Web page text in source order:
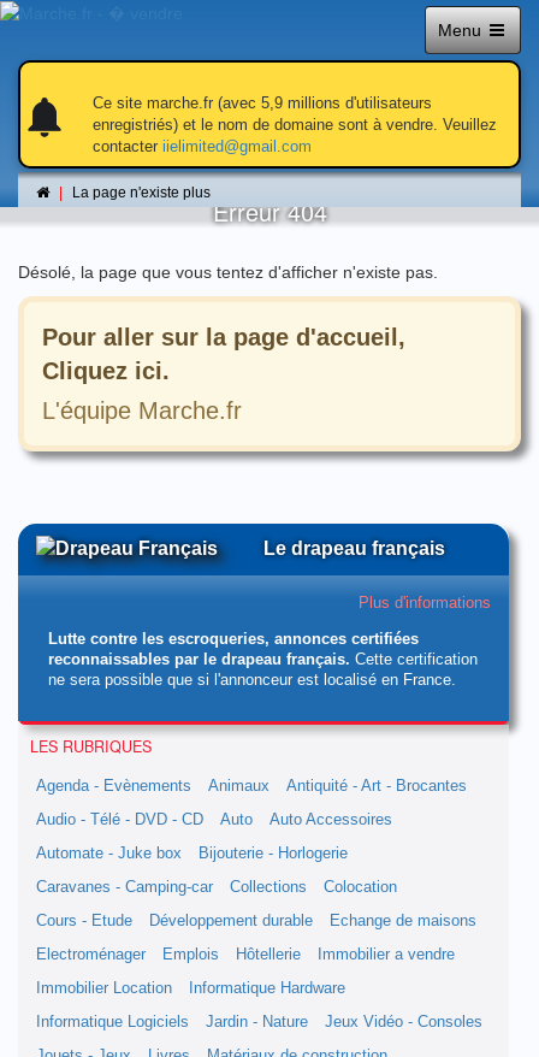
Menu
notifications
notifications
Ce site marche.fr (avec 5,9 millions d'utilisateurs
enregistriés) et le nom de domaine sont à vendre. Veuillez
contacter iielimited@gmail.com
La page n'existe plusLa page n'existe plus
Erreur 404
Désolé, la page que vous tentez d'afficher n'existe pas.
Pour aller sur la page d'accueil,
Cliquez ici.
L'équipe Marche.fr
Le drapeau français
Plus d'informations
Lutte contre les escroqueries, annonces certifiées
reconnaissables par le drapeau français. Cette certification
ne sera possible que si l'annonceur est localisé en France.
LES RUBRIQUES
Agenda - Evènements Animaux
Antiquité - Art - Brocantes
Audio - Télé - DVD - CD
Auto
Auto Accessoires
Automate - Juke box
Bijouterie - Horlogerie
Caravanes - Camping-car
Collections
Colocation
Cours - Etude
Développement durable
Echange de maisons
Electroménager
Emplois Hôtellerie
Immobilier a vendre
Immobilier Location
Informatique Hardware
Informatique Logiciels
Jardin - Nature
Jeux Vidéo - Consoles